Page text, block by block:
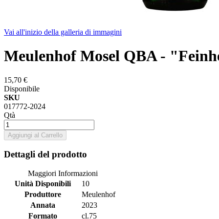
Vai all'inizio della galleria di immagini
Meulenhof Mosel QBA -
15,70 €
Disponibile
SKU
017772-2024
Qtà
Aggiungi al Carrello
Dettagli del prodotto
Maggiori Informazioni
Unità Disponibili
10
Produttore
Meulenhof
Annata
2023
Formato
cl.75